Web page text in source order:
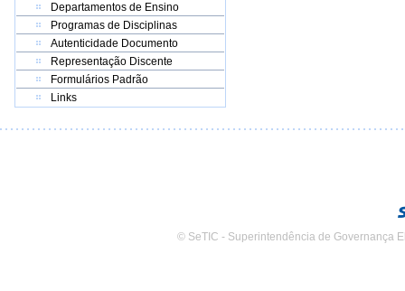
Departamentos de Ensino
Programas de Disciplinas
Autenticidade Documento
Representação Discente
Formulários Padrão
Links
© SeTIC - Superintendência de Governança